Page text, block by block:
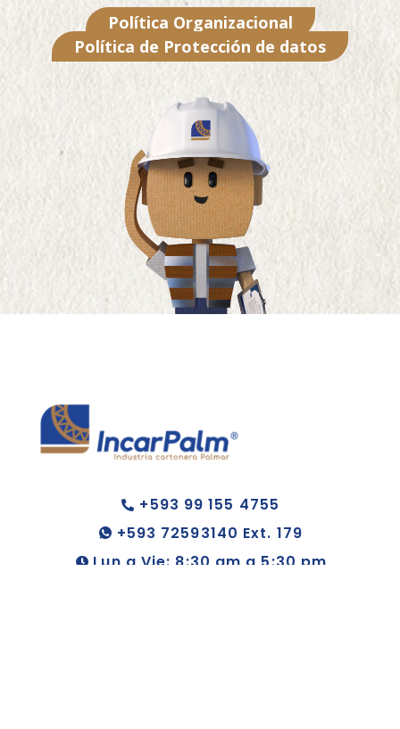
Política Organizacional
Política de Protección de datos
+593 99 155 4755
+593 72593140 Ext. 179
Lun a Vie: 8:30 am a 5:30 pm